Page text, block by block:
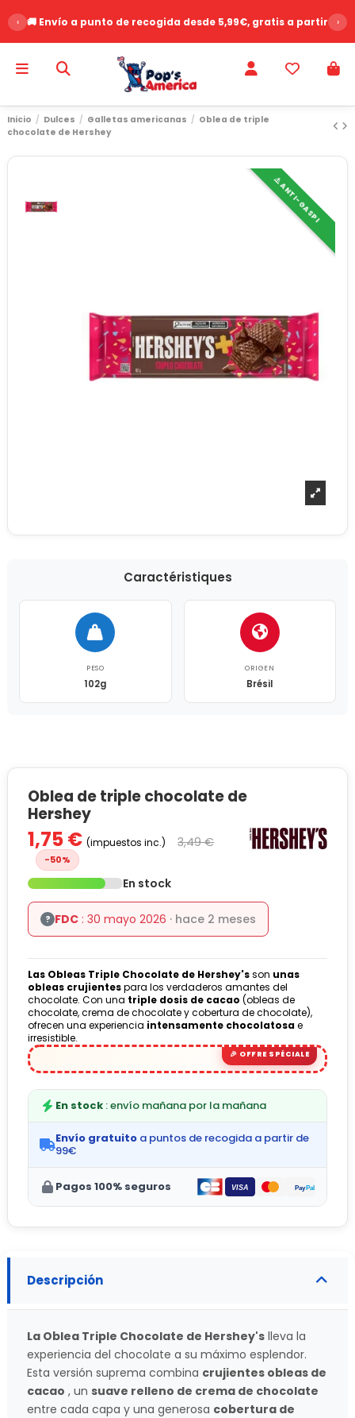
‹ 🚚 Envío a punto de recogida desde 5,99€, gratis a partir de
›
Inicio Dulces Galletas americanas
Oblea de triple
chocolate de Hershey
⚠️ ANTI-GASPI
Caractéristiques
PESO
102g
ORIGEN
Brésil
Oblea de triple chocolate de
Hershey
1,75 € (impuestos inc.) 3,49 €
-50%
En stock
? FDC : 30 mayo 2026 · hace 2 meses
Las Obleas Triple Chocolate de Hershey'sson unas
obleas crujientespara los verdaderos amantes del
chocolate. Con una triple dosis de cacao (obleas de
chocolate, crema de chocolate y cobertura de chocolate),
ofrecen una experiencia intensamente chocolatosae
irresistible.
En stock : envío mañana por la mañana
Envío gratuito a puntos de recogida a partir de
99€
Pagos 100% seguros
Descripción
La Oblea Triple Chocolate de Hershey's lleva la
experiencia del chocolate a su máximo esplendor.
Esta versión suprema combina crujientes obleas de
cacao , un suave relleno de crema de chocolate
entre cada capa y una generosa cobertura de